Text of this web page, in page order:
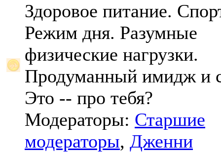
Здоровое питание.
Режим дня. Разумные
физические нагрузки.
Продуманный имидж и
Это -- про тебя?
Модераторы: Старшие
модераторы, Дженни